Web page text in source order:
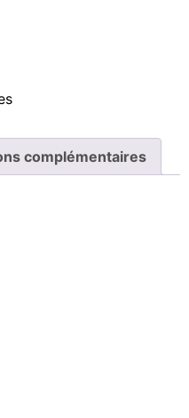
complémentaires